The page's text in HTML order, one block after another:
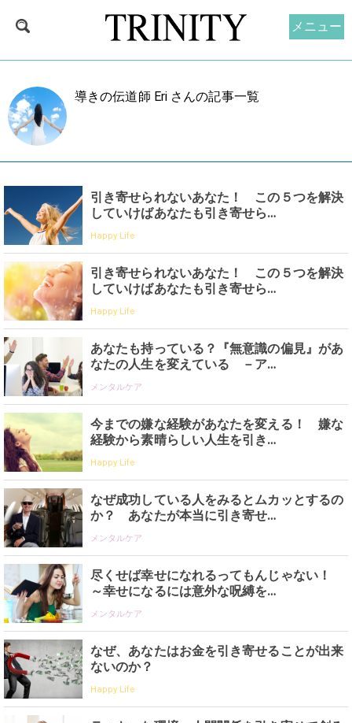
導きの伝道師 Eri さんの記事一覧
引き寄せられないあなた！ この５つを解決
していけばあなたも引き寄せら…
Happy Life
引き寄せられないあなた！ この５つを解決
していけばあなたも引き寄せら…
Happy Life
あなたも持っている？『無意識の偏見』があ
なたの人生を変えている －ア…
メンタルケア
今までの嫌な経験があなたを変える！ 嫌な
経験から素晴らしい人生を引き…
Happy Life
なぜ成功している人をみるとムカッとするの
か？ あなたが本当に引き寄せ…
メンタルケア
尽くせば幸せになれるってもんじゃない！
～幸せになるには意外な呪縛を…
メンタルケア
なぜ、あなたはお金を引き寄せることが出来
ないのか？
Happy Life
メニュー